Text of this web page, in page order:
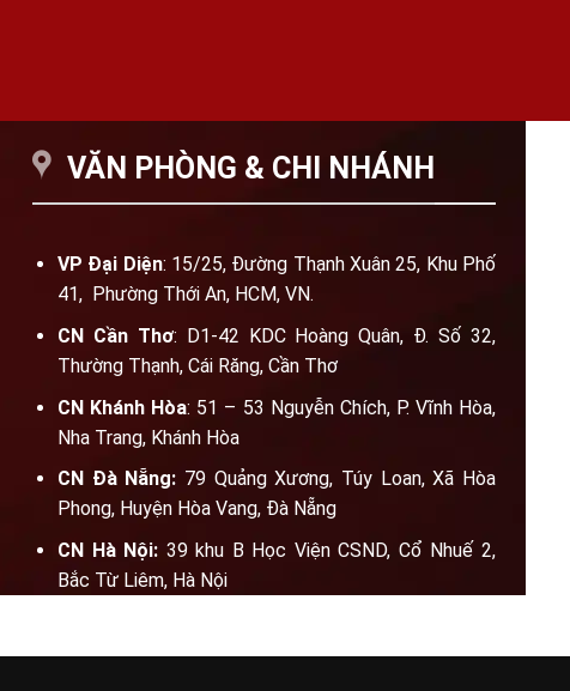
VĂN PHÒNG & CHI NHÁNH
VP Đại Diện: 15/25, Đường Thạnh Xuân 25, Khu Phố
41, Phường Thới An, HCM, VN.
CN Cần Thơ: D1-42 KDC Hoàng Quân, Đ. Số 32,
Thường Thạnh, Cái Răng, Cần Thơ
CN Khánh Hòa: 51 – 53 Nguyễn Chích, P. Vĩnh Hòa,
Nha Trang, Khánh Hòa
CN Đà Nẵng: 79 Quảng Xương, Túy Loan, Xã Hòa
Phong, Huyện Hòa Vang, Đà Nẵng
CN Hà Nội: 39 khu B Học Viện CSND, Cổ Nhuế 2,
Bắc Từ Liêm, Hà Nội